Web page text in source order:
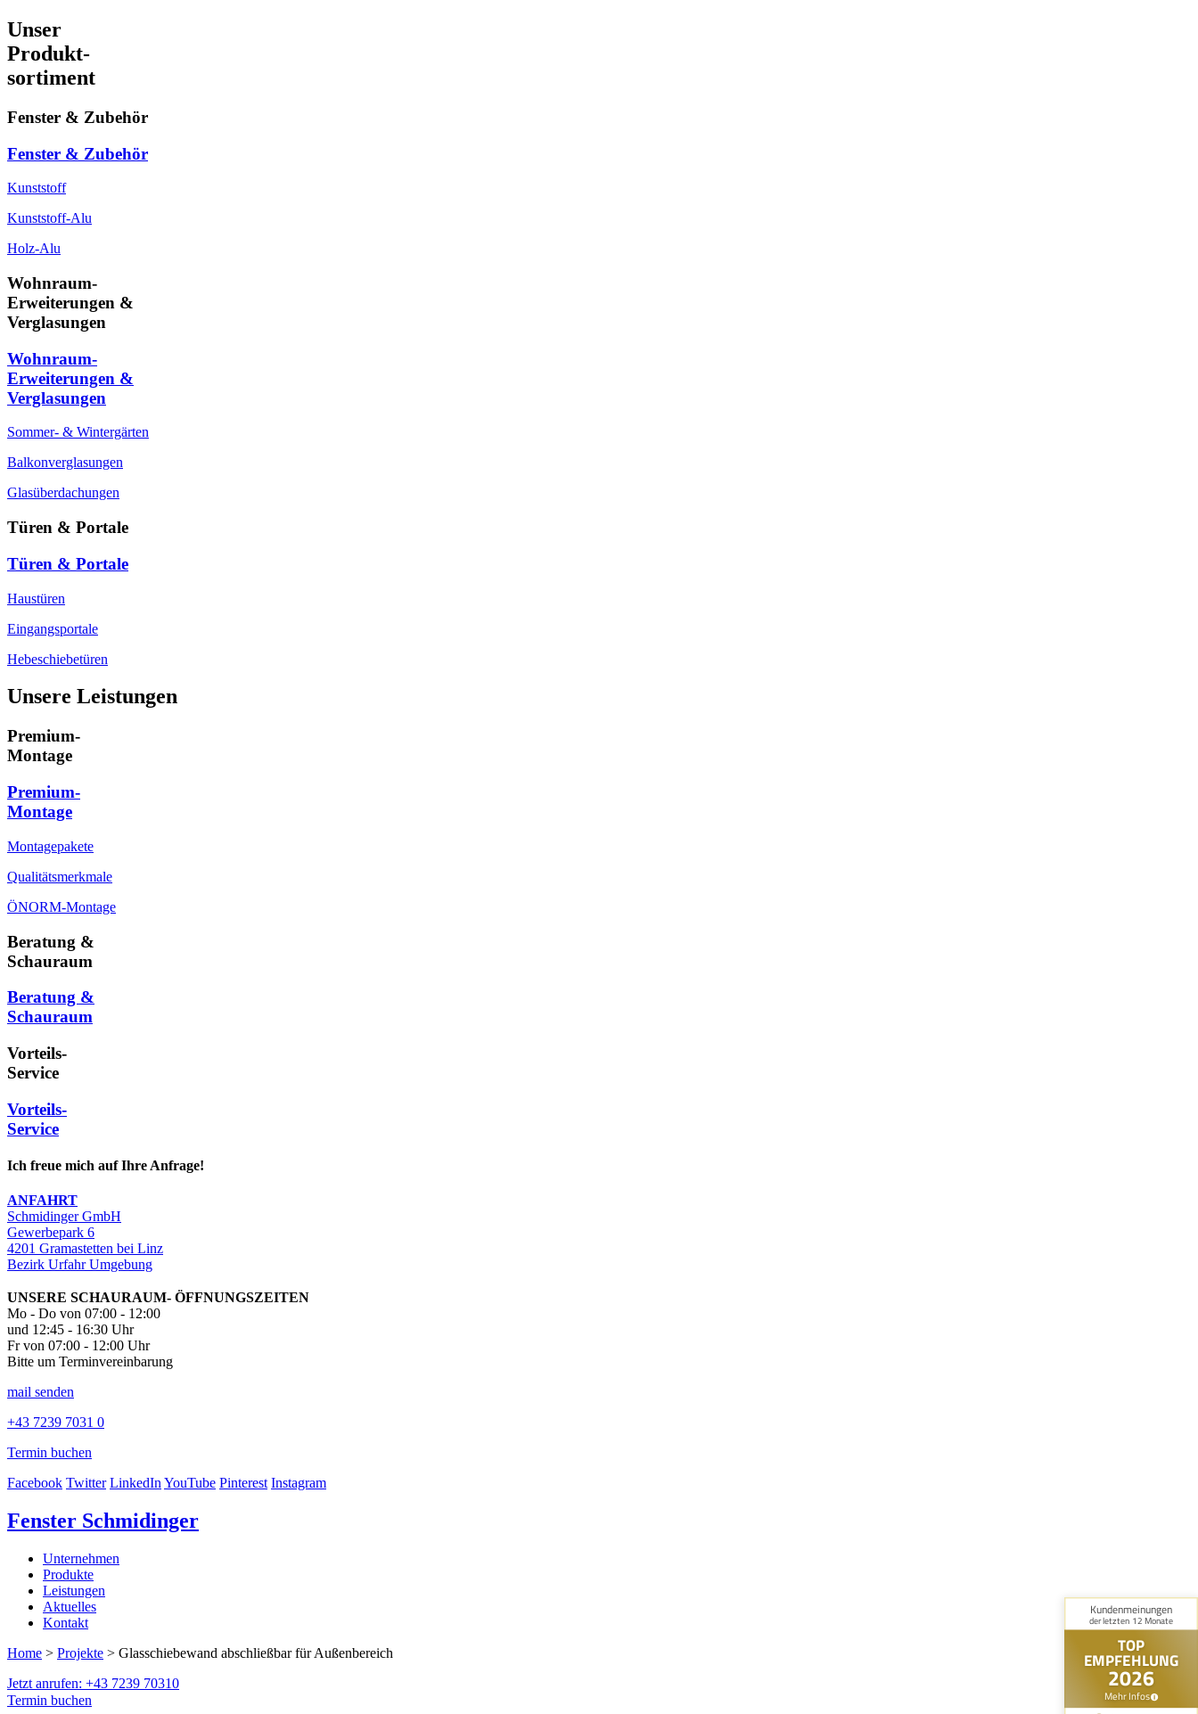
Unser
Produkt-
sortiment
Fenster & Zubehör
Fenster & Zubehör
Kunststoff
Kunststoff-Alu
Holz-Alu
Wohnraum-
Erweiterungen &
Verglasungen
Wohnraum-
Erweiterungen &
Verglasungen
Sommer- & Wintergärten
Balkonverglasungen
Glasüberdachungen
Türen & Portale
Türen & Portale
Haustüren
Eingangsportale
Hebeschiebetüren
Unsere Leistungen
Premium-
Montage
Premium-
Montage
Montagepakete
Qualitätsmerkmale
ÖNORM-Montage
Beratung &
Schauraum
Beratung &
Schauraum
Vorteils-
Service
Vorteils-
Service
Ich freue mich auf Ihre Anfrage!
ANFAHRT
Schmidinger GmbH
Gewerbepark 6
4201 Gramastetten bei Linz
Bezirk Urfahr Umgebung
UNSERE SCHAURAUM- ÖFFNUNGSZEITEN
Mo - Do von 07:00 - 12:00
und 12:45 - 16:30 Uhr
Fr von 07:00 - 12:00 Uhr
Bitte um Terminvereinbarung
mail senden
+43 7239 7031 0
Termin buchen
Facebook Twitter LinkedInYouTube Pinterest Instagram
Fenster Schmidinger
Unternehmen
Produkte
Leistungen
Aktuelles
Kontakt
Home > Projekte > Glasschiebewand abschließbar für Außenbereich
Jetzt anrufen: +43 7239 70310
Termin buchen